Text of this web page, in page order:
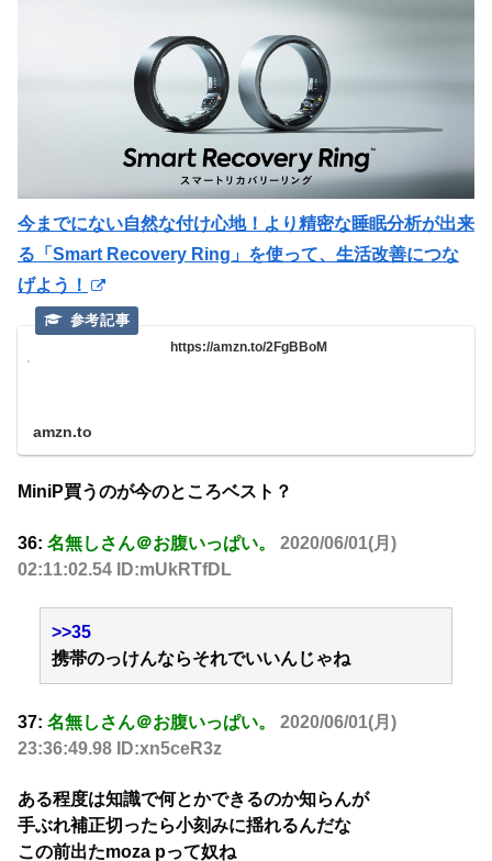
今までにない自然な付け心地！より精密な睡眠分析が出来
る「Smart Recovery Ring」を使って、生活改善につな
げよう！
https://amzn.to/2FgBBoM
amzn.to
MiniP買うのが今のところベスト？
36: 名無しさん＠お腹いっぱい。
2020/06/01(月)
02:11:02.54 ID:mUkRTfDL
>>35
携帯のっけんならそれでいいんじゃね
37: 名無しさん＠お腹いっぱい。
2020/06/01(月)
23:36:49.98 ID:xn5ceR3z
ある程度は知識で何とかできるのか知らんが
手ぶれ補正切ったら小刻みに揺れるんだな
この前出たmoza pって奴ね